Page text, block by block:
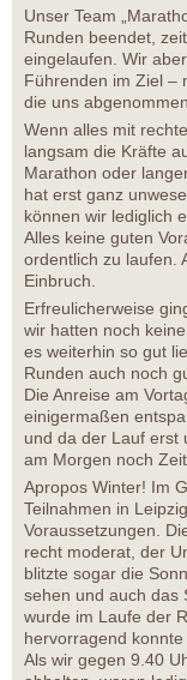
Unser Team
Runden beendet,
eingelaufen. Wir
Führenden im Ziel –
die uns
Wenn alles mit
langsam die Kräfte
Marathon oder
hat erst ganz
können wir lediglich
Alles keine guten
ordentlich zu laufen.
Einbruch.
Erfreulicherweise
wir hatten noch
es weiterhin so gut
Runden auch noch
Die Anreise am
einigermaßen
und da der Lauf erst
am Morgen noch
Apropos Winter! Im
Teilnahmen in
Voraussetzungen.
recht moderat, der
blitzte sogar die
sehen und auch das
wurde im Laufe der
hervorragend
Als wir gegen 9.40